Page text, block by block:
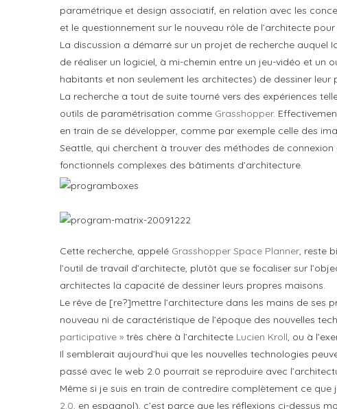
paramétrique et design associatif, en relation avec les
et le questionnement sur le nouveau rôle de l’architecte pour
La discussion a démarré sur un projet de recherche auquel
de réaliser un logiciel, à mi-chemin entre un jeu-vidéo et
habitants et non seulement les architectes) de dessiner leur
La recherche a tout de suite tourné vers des expériences
outils de paramétrisation comme Grasshopper.
en train de se développer, comme par exemple celle des
Seattle, qui cherchent à trouver des méthodes de
fonctionnels complexes des bâtiments d’architecture.
Cette recherche, appelé Grasshopper Space Planner , reste
l’outil de travail d’architecte, plutôt que se focaliser sur
architectes la capacité de dessiner leurs propres maisons.
Le rêve de [re?]mettre l’architecture dans les mains de ses
nouveau ni de caractéristique de l’époque des nouvelles
participative » très chère à l’architecte Lucien Kroll , ou à
Il semblerait aujourd’hui que les nouvelles technologies
passé avec le web 2.0 pourrait se reproduire avec
Même si je suis en train de contredire complètement ce que
2.0 , en espagnol), c’est parce que les réflexions ci-dessus